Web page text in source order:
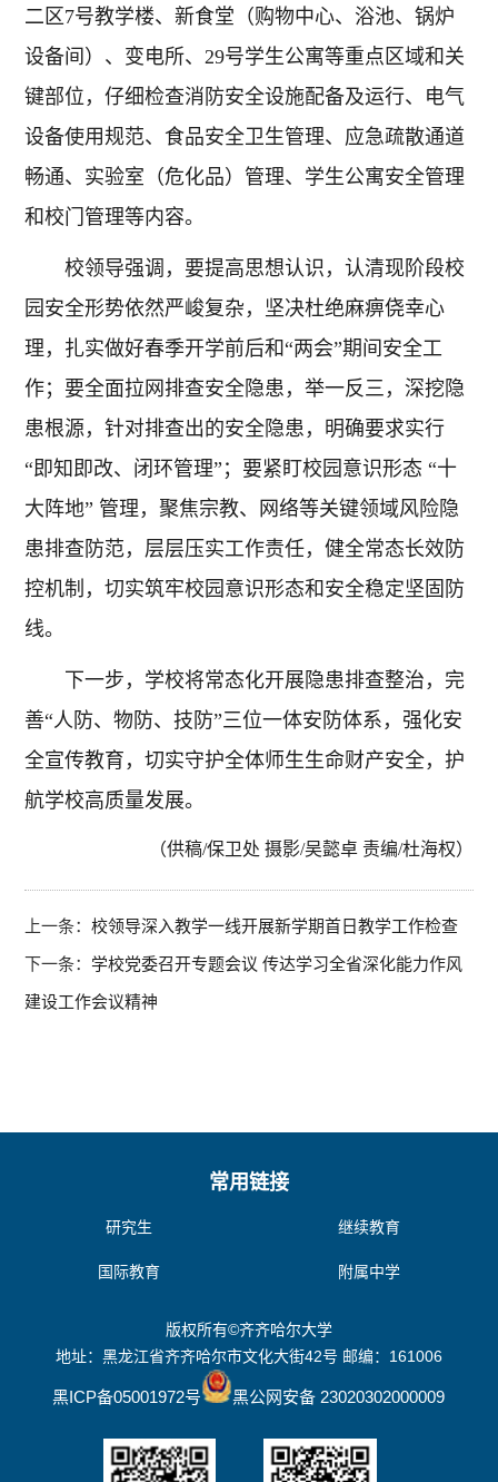
二区7号教学楼、新食堂（购物中心、浴池、锅炉
设备间）、变电所、29号学生公寓等重点区域和关
键部位，仔细检查消防安全设施配备及运行、电气
设备使用规范、食品安全卫生管理、应急疏散通道
畅通、实验室（危化品）管理、学生公寓安全管理
和校门管理等内容。
校领导强调，要提高思想认识，认清现阶段校
园安全形势依然严峻复杂，坚决杜绝麻痹侥幸心
理，扎实做好春季开学前后和“两会”期间安全工
作；要全面拉网排查安全隐患，举一反三，深挖隐
患根源，针对排查出的安全隐患，明确要求实行
“即知即改、闭环管理”；要紧盯校园意识形态 “十
大阵地” 管理，聚焦宗教、网络等关键领域风险隐
患排查防范，层层压实工作责任，健全常态长效防
控机制，切实筑牢校园意识形态和安全稳定坚固防
线。
下一步，学校将常态化开展隐患排查整治，完
善“人防、物防、技防”三位一体安防体系，强化安
全宣传教育，切实守护全体师生生命财产安全，护
航学校高质量发展。
（供稿/保卫处 摄影/吴懿卓 责编/杜海权）
上一条：校领导深入教学一线开展新学期首日教学工作检查
下一条：学校党委召开专题会议 传达学习全省深化能力作风
建设工作会议精神
常用链接
研究生 继续教育
国际教育 附属中学
版权所有©齐齐哈尔大学
地址：黑龙江省齐齐哈尔市文化大街42号 邮编：161006
黑ICP备05001972号 黑公网安备 23020302000009